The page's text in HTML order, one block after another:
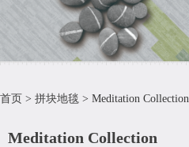
首页 > 拼块地毯 > Meditation Collection
Meditation Collection